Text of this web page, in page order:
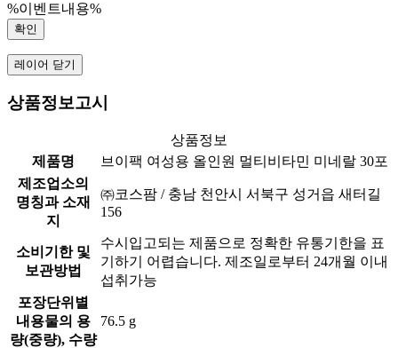
%이벤트내용%
확인
레이어 닫기
상품정보고시
상품정보
제품명
브이팩 여성용 올인원 멀티비타민 미네랄 30포
제조업소의
명칭과 소재
지
㈜코스팜 / 충남 천안시 서북구 성거읍 새터길
156
소비기한 및
보관방법
수시입고되는 제품으로 정확한 유통기한을 표
기하기 어렵습니다. 제조일로부터 24개월 이내
섭취가능
포장단위별
내용물의 용
량(중량), 수량
76.5 g